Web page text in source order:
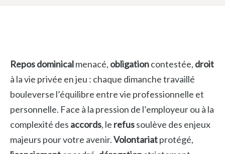
Repos dominicalmenacé, obligationcontestée, droit
à la vie privée en jeu : chaque dimanche travaillé
bouleverse l’équilibre entre vie professionnelle et
personnelle. Face à la pression de l’employeur ou à la
complexité des accords, le refussoulève des enjeux
majeurs pour votre avenir.Volontariatprotégé,